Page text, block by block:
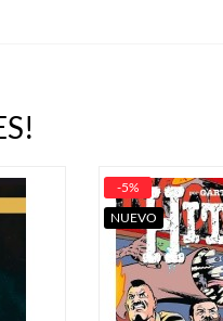
-5%
NUEVO